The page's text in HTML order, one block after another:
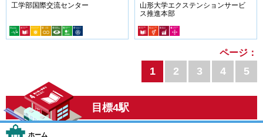
工学部国際交流センター
山形大学エクステンションサービ
ス推進本部
ページ：
1 2 3 4 5
目標4駅
ホーム